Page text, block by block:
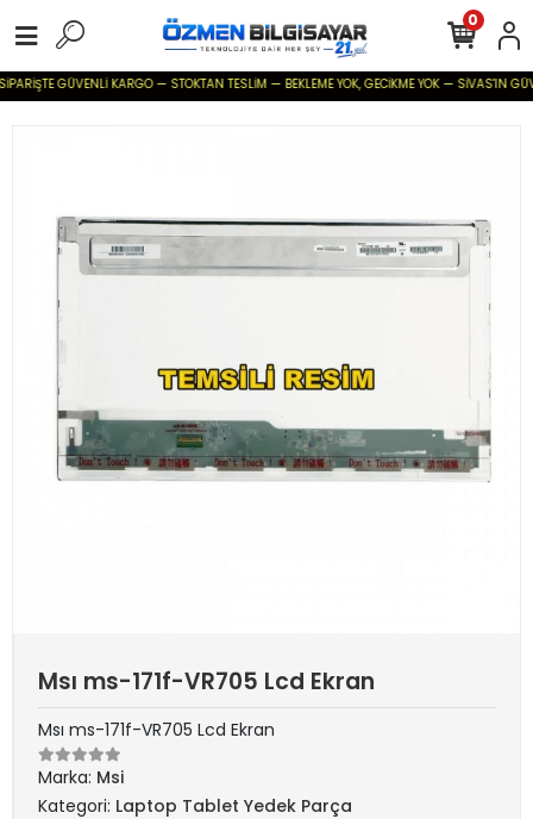
GÜVENLİ KARGO — STOKTAN TESLİM — BEKLEME YOK, GECİKME YOK — SİVAS'IN
0
Msı ms-171f-VR705 Lcd Ekran
Msı ms-171f-VR705 Lcd Ekran
Marka: Msi
Kategori: Laptop Tablet Yedek Parça